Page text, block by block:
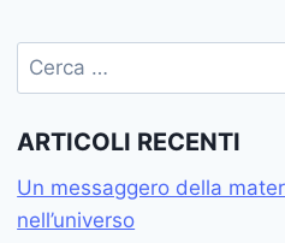
Ricerca
per:
ARTICOLI RECENTI
Un messaggero della
nell’universo